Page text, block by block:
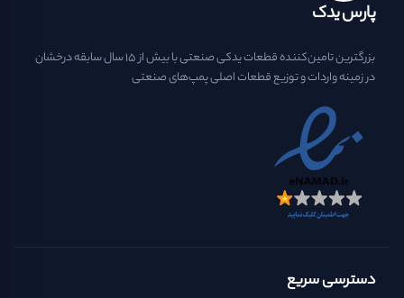
پارس یدک
بزرگترین تامین‌کننده قطعات یدکی صنعتی با بیش از ۱۵ سال سابقه درخشان
در زمینه واردات و توزیع قطعات اصلی پمپ‌های صنعتی
دسترسی سریع